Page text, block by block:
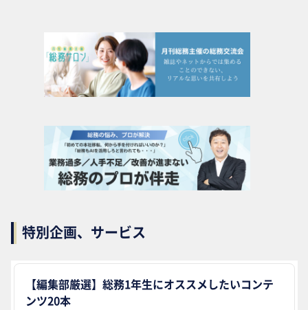
特別企画、サービス
【編集部厳選】総務1年生にオススメしたいコンテ
ンツ20本